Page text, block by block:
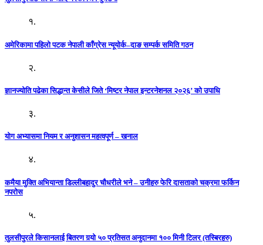
१.
अमेरिकामा पहिलो पटक नेपाली काँग्रेस न्यूयोर्क–दाङ सम्पर्क समिति गठन
२.
ज्ञानज्योति पढेका सिद्धान्त केसीले जिते ‘मिष्टर नेपाल इन्टरनेशनल २०२६’ को उपाधि
३.
योग अभ्यासमा नियम र अनुशासन महत्वपूर्ण – खनाल
४.
कमैया मुक्ति अभियान्ता डिल्लीबहादुर चौधरीले भने – उनीहरु फेरि दासताको चक्रमा फर्किन
नपरोस
५.
तुलसीपुरले किसानलाई बितरण गर्‍यो ५० प्रतिसत अनुदानमा १०० मिनी टिलर (तस्बिरहरु)